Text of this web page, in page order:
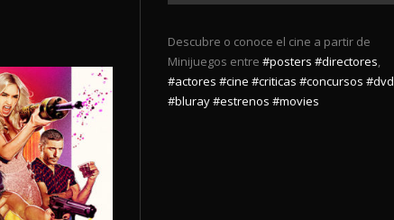
Descubre o conoce el cine a partir de
Minijuegos entre #posters #directores,
#actores #cine #criticas #concursos #dvd
#bluray#estrenos #movies